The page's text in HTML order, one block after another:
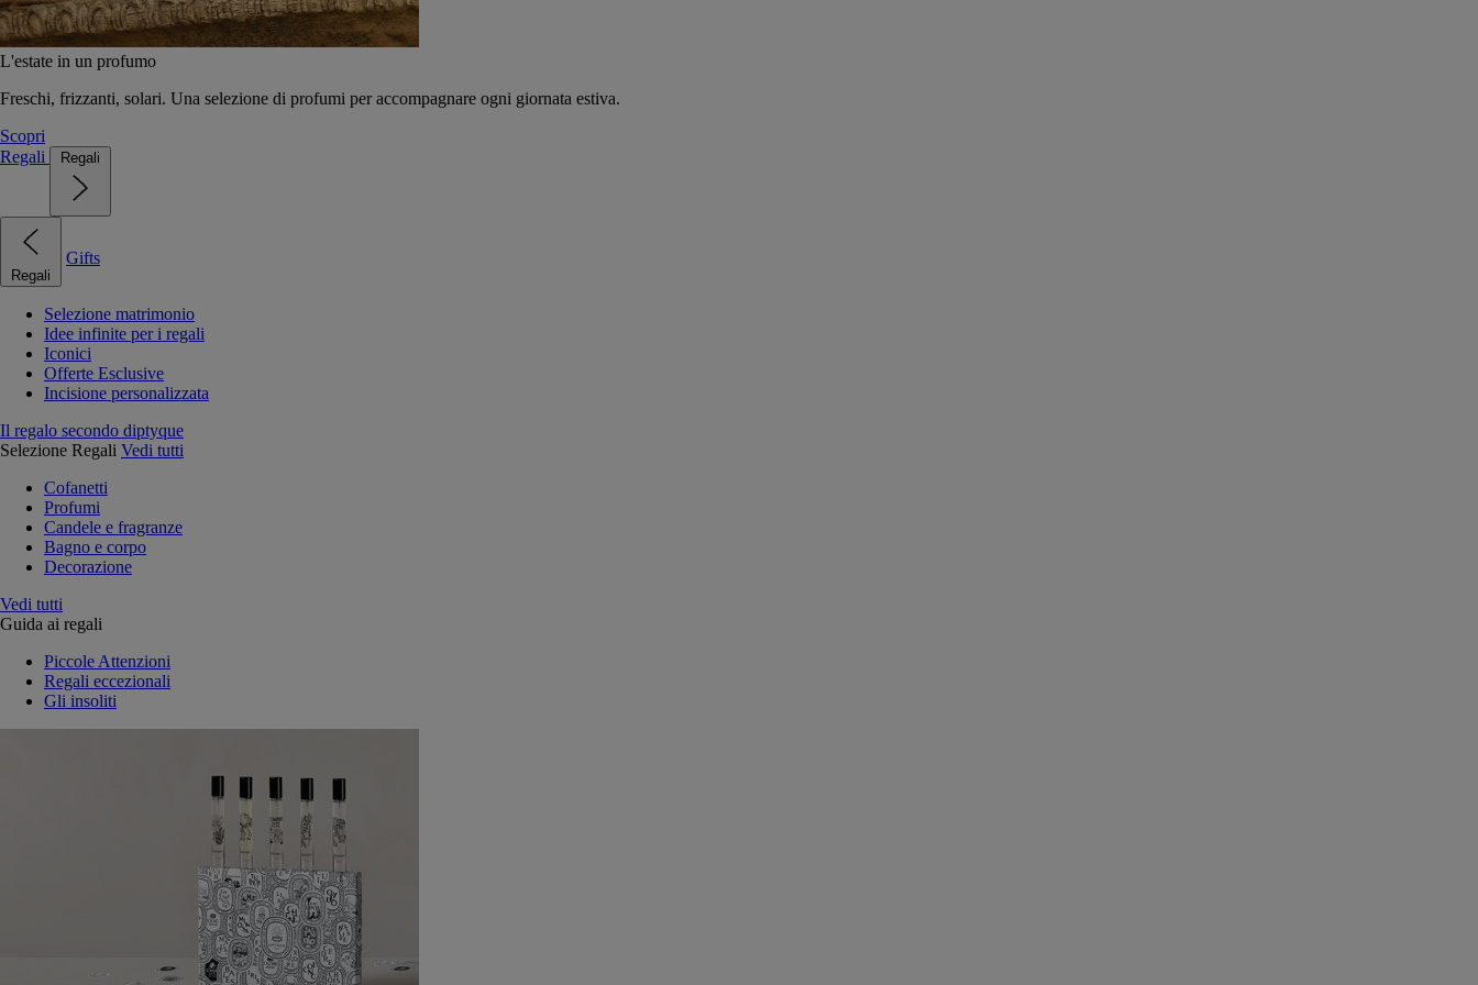
L'estate in un profumo
Freschi, frizzanti, solari. Una selezione di profumi per accompagnare ogni giornata estiva.
Scopri
Regali
Regali
Regali
Gifts
Selezione matrimonio
Idee infinite per i regali
Iconici
Offerte Esclusive
Incisione personalizzata
Il regalo secondo diptyque
Selezione Regali Vedi tutti
Cofanetti
Profumi
Candele e fragranze
Bagno e corpo
Decorazione
Vedi tutti
Guida ai regali
Piccole Attenzioni
Regali eccezionali
Gli insoliti